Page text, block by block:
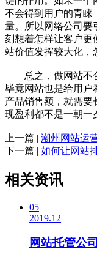
不会得到用户的青睐
量。所以网络公司要
刻想着怎样让客户更
站价值发挥较大化，
总之，做网站不合
毕竟网站也是给用户
产品销售额，就需要
现盈利都不是一朝一
上一篇 | 潮州网站运
下一篇 | 如何让网站
相关资讯
05
2019.12
网站托管公